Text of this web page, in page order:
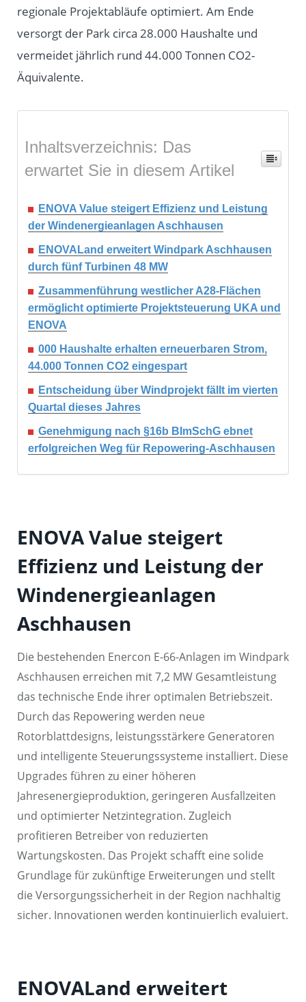
regionale Projektabläufe optimiert. Am Ende
versorgt der Park circa 28.000 Haushalte und
vermeidet jährlich rund 44.000 Tonnen CO2-
Äquivalente.
Inhaltsverzeichnis: Das
erwartet Sie in diesem Artikel
ENOVA Value steigert Effizienz und Leistung
der Windenergieanlagen Aschhausen
ENOVALand erweitert Windpark Aschhausen
durch fünf Turbinen 48 MW
Zusammenführung westlicher A28-Flächen
ermöglicht optimierte Projektsteuerung UKA und
ENOVA
000 Haushalte erhalten erneuerbaren Strom,
44.000 Tonnen CO2 eingespart
Entscheidung über Windprojekt fällt im vierten
Quartal dieses Jahres
Genehmigung nach §16b BImSchG ebnet
erfolgreichen Weg für Repowering-Aschhausen
ENOVA Value steigert
Effizienz und Leistung der
Windenergieanlagen
Aschhausen
Die bestehenden Enercon E-66-Anlagen im Windpark
Aschhausen erreichen mit 7,2 MW Gesamtleistung
das technische Ende ihrer optimalen Betriebszeit.
Durch das Repowering werden neue
Rotorblattdesigns, leistungsstärkere Generatoren
und intelligente Steuerungssysteme installiert. Diese
Upgrades führen zu einer höheren
Jahresenergieproduktion, geringeren Ausfallzeiten
und optimierter Netzintegration. Zugleich
profitieren Betreiber von reduzierten
Wartungskosten. Das Projekt schafft eine solide
Grundlage für zukünftige Erweiterungen und stellt
die Versorgungssicherheit in der Region nachhaltig
sicher. Innovationen werden kontinuierlich evaluiert.
ENOVALand erweitert